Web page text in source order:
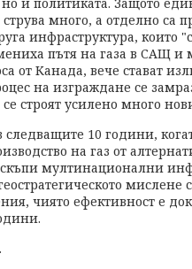
много, а отделно са
инфраструктура, които
пътя на газа в САЩ и
от Канада, вече стават
на изграждане се
строят усилено много
следващите 10 години,
на газ от
мултинационални
мислене
чиято ефективност е